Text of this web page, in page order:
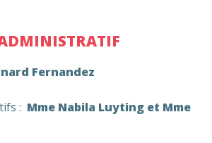
Fernandez
: Mme Nabila Luyting et Mme